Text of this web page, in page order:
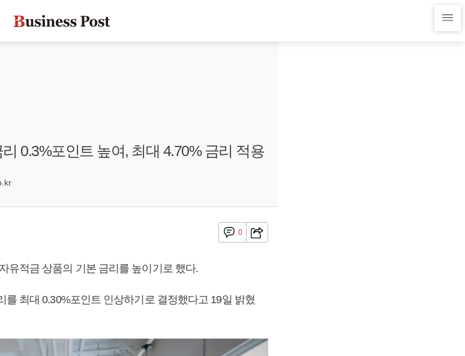
0.3%포인트 높여, 최대 4.70% 금리 적용
0
유적금 상품의 기본 금리를 높이기로 했다.
를 최대 0.30%포인트 인상하기로 결정했다고 19일 밝혔